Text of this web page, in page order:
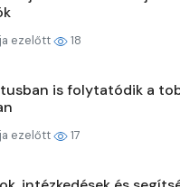
ezelőtt 18
is folytatódik a
ezelőtt 17